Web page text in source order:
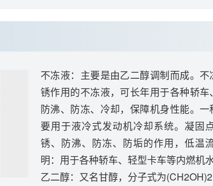
不冻液：主要是由乙二醇调制而成。
锈作用的不冻液，可长年用于各种轿
防沸、防冻、冷却，保障机身性能。
要用于液冷式发动机冷却系统。凝固
锈、防沸、防冻、防垢的作用，低温
明：用于各种轿车、轻型卡车等内燃机
乙二醇：又名甘醇，分子式为